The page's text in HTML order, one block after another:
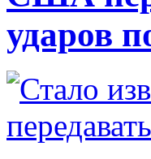
ударов